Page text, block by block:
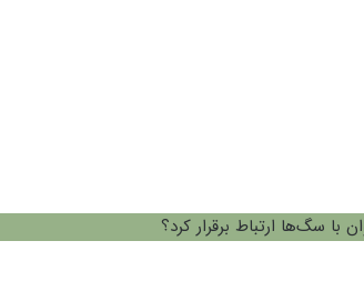
با سگ‌ها ارتباط برقرار کرد؟